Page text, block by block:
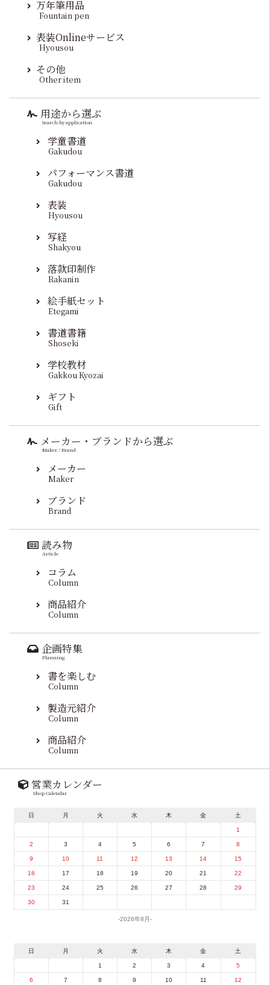
万年筆用品
Fountain pen
表装Onlineサービス
Hyousou
その他
Other item
用途から選ぶ
Search by application
学童書道
Gakudou
パフォーマンス書道
Gakudou
表装
Hyousou
写経
Shakyou
落款印制作
Rakanin
絵手紙セット
Etegami
書道書籍
Shoseki
学校教材
Gakkou Kyozai
ギフト
Gift
メーカー・ブランドから選ぶ
Maker / Brand
メーカー
Maker
ブランド
Brand
読み物
Article
コラム
Column
商品紹介
Column
企画特集
Planning
書を楽しむ
Column
製造元紹介
Column
商品紹介
Column
営業カレンダー
Shop Calendar
2026年8月
日 月 火 水 木 金 土
1
2 3 4 5 6 7 8
9 10 11 12 13 14 15
16 17 18 19 20 21 22
23 24 25 26 27 28 29
30 31
日 月 火 水 木 金 土
1 2 3 4 5
6 7 8 9 10 11 12